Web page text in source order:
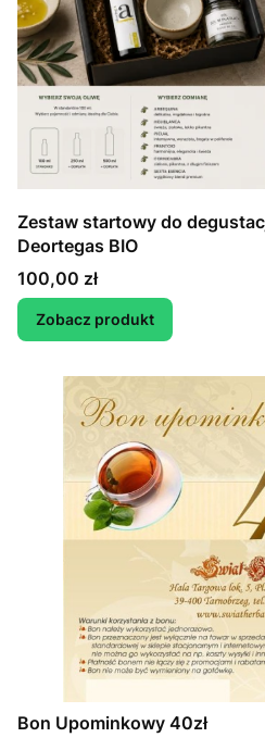
Zestaw startowy do
Deortegas BIO
Cena
100,00 zł
Zobacz produkt
Bon Upominkowy 40zł